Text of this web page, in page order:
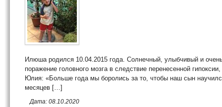
Илюша родился 10.04.2015 года. Солнечный, улыбчивый и
поражение головного мозга в следствие перенесенной
Юлия: «Больше года мы боролись за то, чтобы наш сын
месяцев […]
Дата: 08.10.2020